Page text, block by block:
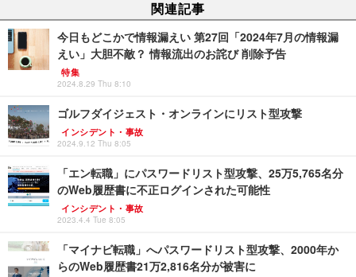
関連記事
今日もどこかで情報漏えい 第27回「2024年7月の情報漏
えい」大胆不敵？ 情報流出のお詫び 削除予告
特集
2024.8.29 Thu 8:10
ゴルフダイジェスト・オンラインにリスト型攻撃
インシデント・事故
2024.9.12 Thu 8:05
「エン転職」にパスワードリスト型攻撃、25万5,765名分
のWeb履歴書に不正ログインされた可能性
インシデント・事故
2023.4.4 Tue 8:05
「マイナビ転職」へパスワードリスト型攻撃、2000年か
らのWeb履歴書21万2,816名分が被害に